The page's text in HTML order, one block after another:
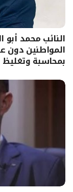
النائب محمد
المواطنين دون
بمحاسبة وتغليظ